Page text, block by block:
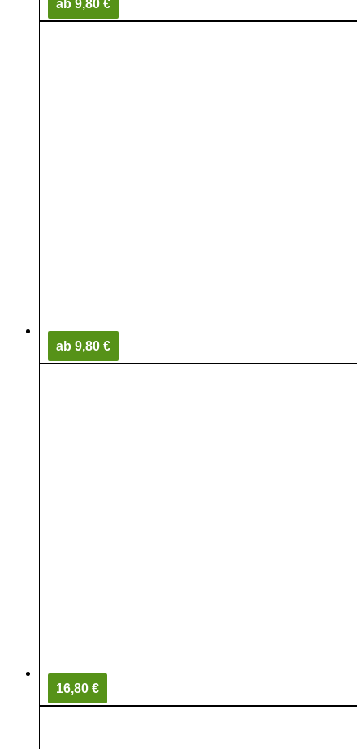
ab 9,80 €
ab 9,80 €
16,80 €